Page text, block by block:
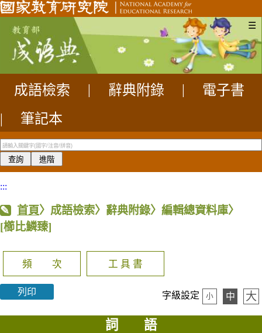
☰
成語檢索 辭典附錄
電子書
|
筆記本
:::
首頁〉成語檢索〉辭典附錄〉編輯總資料庫〉
[櫛比鱗臻]
頻 次 工 具 書
列印 字級設定 小 中 大
詞 語